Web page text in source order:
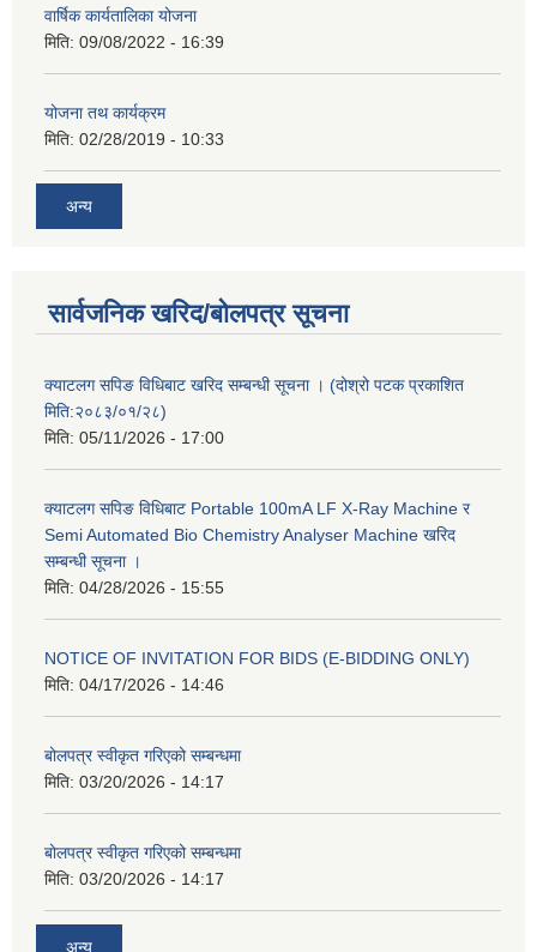
वार्षिक कार्यतालिका योजना
मिति: 09/08/2022 - 16:39
योजना तथ कार्यक्रम
मिति: 02/28/2019 - 10:33
अन्य
सार्वजनिक खरिद/बोलपत्र सूचना
क्याटलग सपिङ विधिबाट खरिद सम्बन्धी सूचना । (दोश्रो पटक प्रकाशित
मिति:२०८३/०१/२८)
मिति: 05/11/2026 - 17:00
क्याटलग सपिङ विधिबाट Portable 100mA LF X-Ray Machine र
Semi Automated Bio Chemistry Analyser Machine खरिद
सम्बन्धी सूचना ।
मिति: 04/28/2026 - 15:55
NOTICE OF INVITATION FOR BIDS (E-BIDDING ONLY)
मिति: 04/17/2026 - 14:46
बोलपत्र स्वीकृत गरिएको सम्बन्धमा
मिति: 03/20/2026 - 14:17
बोलपत्र स्वीकृत गरिएको सम्बन्धमा
मिति: 03/20/2026 - 14:17
अन्य